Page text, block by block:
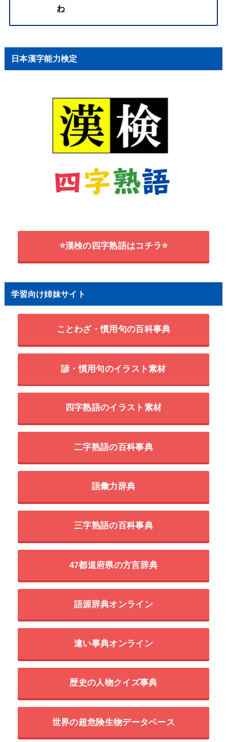
わ
日本漢字能力検定
⭐漢検の四字熟語はコチラ⭐
学習向け姉妹サイト
ことわざ・慣用句の百科事典
諺・慣用句のイラスト素材
四字熟語のイラスト素材
二字熟語の百科事典
語彙力辞典
三字熟語の百科事典
47都道府県の方言辞典
語源辞典オンライン
違い事典オンライン
歴史の人物クイズ事典
世界の超危険生物データベース